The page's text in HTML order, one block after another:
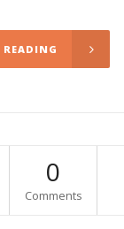
0
Comments